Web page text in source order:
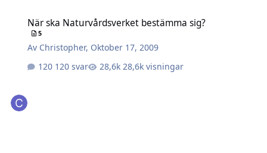
När ska Naturvårdsverket bestämma sig?
5
Av Christopher, Oktober 17, 2009
120 svar
28,6k visningar